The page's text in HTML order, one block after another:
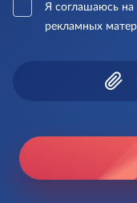
Я соглашаюсь
рекламных